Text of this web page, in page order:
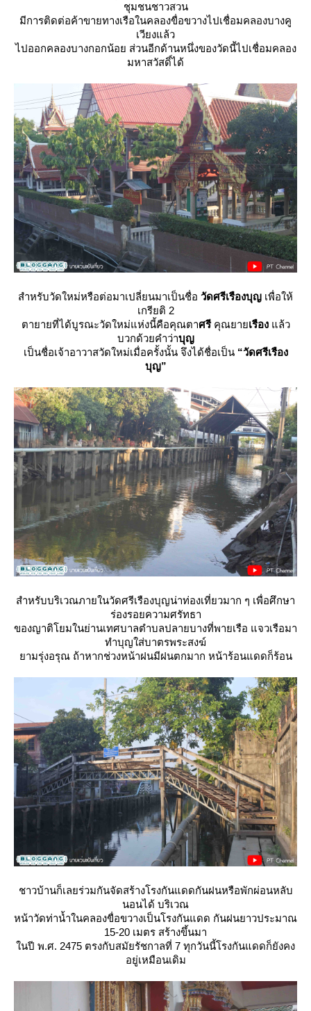
ชุมชนชาวสวน
มีการติดต่อค้าขายทางเรือในคลองขื่อขวางไปเชื่อมคลองบางคู
เวียงแล้ว
ไปออกคลองบางกอกน้อย ส่วนอีกด้านหนึ่งของวัดนี้ไปเชื่อมคลอง
มหาสวัสดิ์ได้
สำหรับวัดใหม่หรือต่อมาเปลี่ยนมาเป็นชื่อ วัดศรีเรืองบุญ เพื่อให้
เกรียติ 2
ตายายที่ได้บูรณะวัดใหม่แห่งนี้คือคุณตาศรีคุณยาเรืองล้ว
บวกด้วยคำว่าบุญ
เป็นชื่อเจ้าอาวาสวัดใหม่เมื่อครั้งนั้น จึงได้ชื่อเป็น “วัดศรีเรือง
บุญ”
สำหรับบริเวณภายในวัดศรีเรืองบุญน่าท่องเที่ยวมาก ๆ เพื่อศึกษา
ร่องรอยความศรัทธา
ของญาติโยมในย่านเทศบาลตำบลปลายบางที่พายเรือ แจวเรือมา
ทำบุญใส่บาตรพระสงฆ์
ามรุ่งอรุณ ถ้าหากช่วงหน้าฝนมีฝนตกมาก หน้าร้อนแดดก็ร้อน
ชาวบ้านก็เลยร่วมกันจัดสร้างโรงกันแดดกันฝนหรือพักผ่อนหลับ
นอนได้ บริเวณ
หน้าวัดท่าน้ำในคลองขื่อขวางเป็นโรงกันแดด กันฝนยาวประมาณ
15-20 เมตร สร้างขึ้นมา
นปี พ.ศ. 2475 ตรงกับสมัยรัชกาลที่ 7 ทุกวันนี้โรงกันแดดก็ยังคง
อยู่เหมือนเดิม